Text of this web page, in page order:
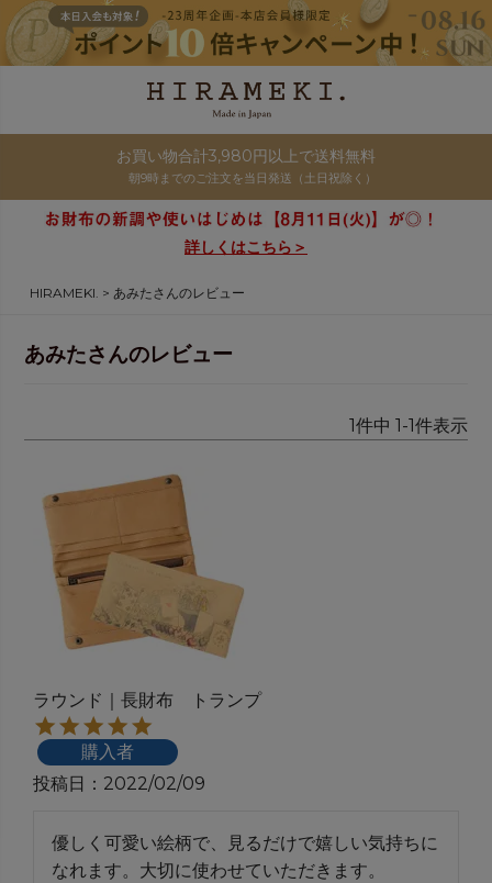
お買い物合計3,980円以上で送料無料
朝9時までのご注文を当日発送（土日祝除く）
詳しくはこちら＞
HIRAMEKI. あみたさんのレビュー
あみたさんのレビュー
1件中 1 -1件表示
ラウンド｜長財布 トランプ
購入者
投稿日
2022/02/09
優しく可愛い絵柄で、見るだけで嬉しい気持ちに
なれます。大切に使わせていただきます。